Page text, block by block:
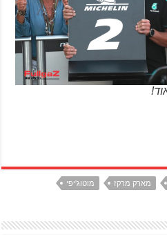
מארק מרקז מוטוג'יפי